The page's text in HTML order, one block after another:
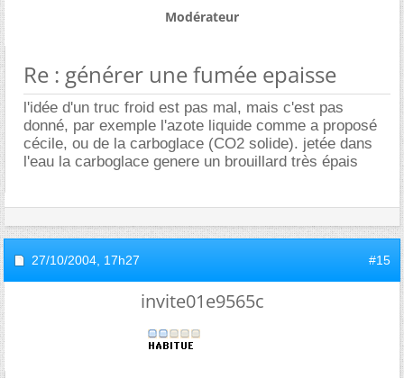
Modérateur
Re : générer une fumée epaisse
l'idée d'un truc froid est pas mal, mais c'est pas
donné, par exemple l'azote liquide comme a proposé
cécile, ou de la carboglace (CO2 solide). jetée dans
l'eau la carboglace genere un brouillard très épais
27/10/2004, 17h27 #15
invite01e9565c